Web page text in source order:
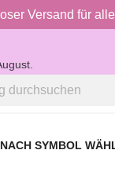
Versand für
NACH SYMBOL